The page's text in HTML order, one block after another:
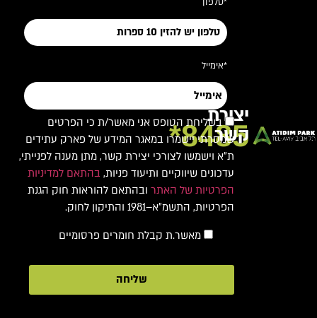
8485*
יצירת
קשר
*אימייל
בשליחת הטופס אני מאשר/ת כי הפרטים
שמסרתי יישמרו במאגר המידע של פארק עתידים
ת"א וישמשו לצורכי יצירת קשר, מתן מענה לפנייתי,
עדכונים שיווקיים ותיעוד פניות, בהתאם למדיניות
הפרטיות של האתרובהתאם להוראות חוק הגנת
הפרטיות, התשמ"א–1981 והתיקון לחוק.
מאשר.ת קבלת חומרים פרסומיים
שליחה